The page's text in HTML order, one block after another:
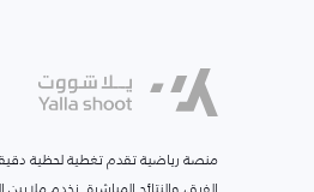
منصة رياضية تقدم تغطية لحظية